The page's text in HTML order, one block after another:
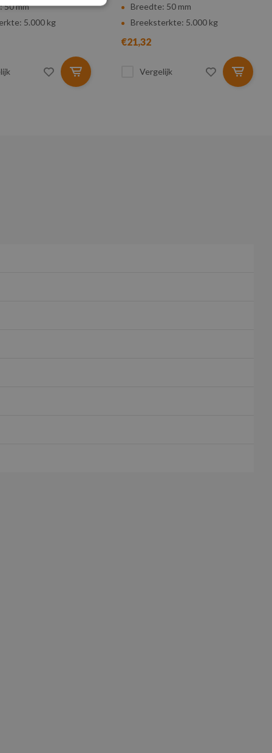
50 mm
5.000 kg
Breedte: 50 mm
Breeksterkte: 5.000 kg
€21,32
Vergelijk